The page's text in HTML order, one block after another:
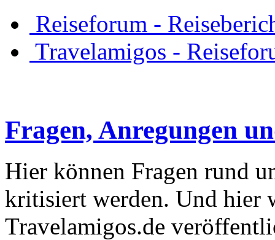
Reiseforum -
Travelamigos -
Fragen, Anregungen
Hier können Fragen rund
kritisiert werden. Und hier
Travelamigos.de